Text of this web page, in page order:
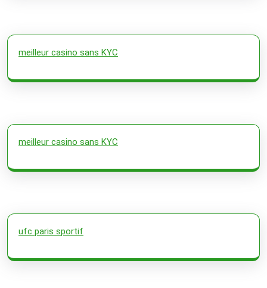
meilleur casino sans KYC
meilleur casino sans KYC
ufc paris sportif